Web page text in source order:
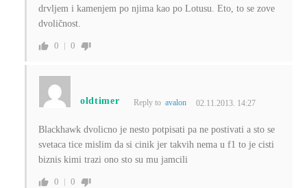
drvljem i kamenjem po njima kao po Lotusu. Eto, to se zove
dvoličnost.
0 0
oldtimer Reply to avalon 02.11.2013. 14:27
Blackhawk dvolicno je nesto potpisati pa ne postivati a sto se
svetaca tice mislim da si cinik jer takvih nema u f1 to je cisti
biznis kimi trazi ono sto su mu jamcili
0 0